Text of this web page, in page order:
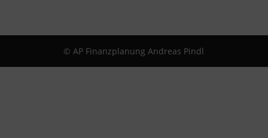
© AP Finanzplanung Andreas Pindl